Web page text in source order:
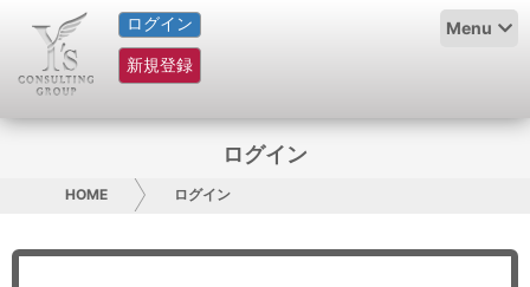
ログイン
新規登録
Menu
HOME
サービス紹介
グループ概要
採用情報
ログイン
HOME ログイン